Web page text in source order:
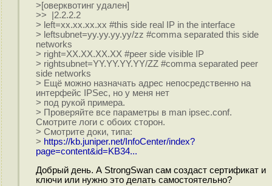
>[оверквотинг удален]
>> |2.2.2.2
> left=xx.xx.xx.xx #this side real IP in the interface
> leftsubnet=yy.yy.yy.yy/zz #comma separated this side
networks
> right=XX.XX.XX.XX #peer side visible IP
> rightsubnet=YY.YY.YY.YY/ZZ #comma separated peer
side networks
> Ещё можно назначать адрес непосредственно на
интерфейс IPSec, но у меня нет
> под рукой примера.
> Проверяйте все параметры в man ipsec.conf.
Смотрите логи с обоих сторон.
> Смотрите доки, типа:
> https://kb.juniper.net/InfoCenter/index?
page=content&id=KB34...
Добрый день. А StrongSwan сам создаст сертификат и
ключи или нужно это делать самостоятельно?